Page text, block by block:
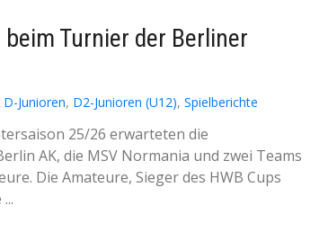
Turnier der Berliner
D-Junioren, D2-Junioren (U12), Spielberichte
25/26 erwarteten die
AK, die MSV Normania und zwei Teams
Die Amateure, Sieger des HWB Cups